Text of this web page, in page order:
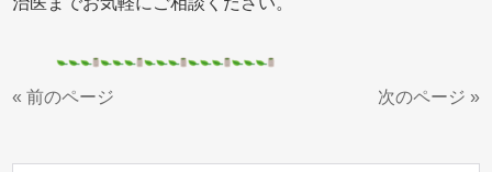
« 前のページ 次のページ »